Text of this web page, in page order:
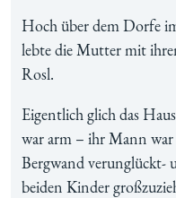
Hoch über dem Dorfe
lebte die Mutter mit
Rosl.
Eigentlich glich das
war arm – ihr Mann war
Bergwand verunglückt-
beiden Kinder